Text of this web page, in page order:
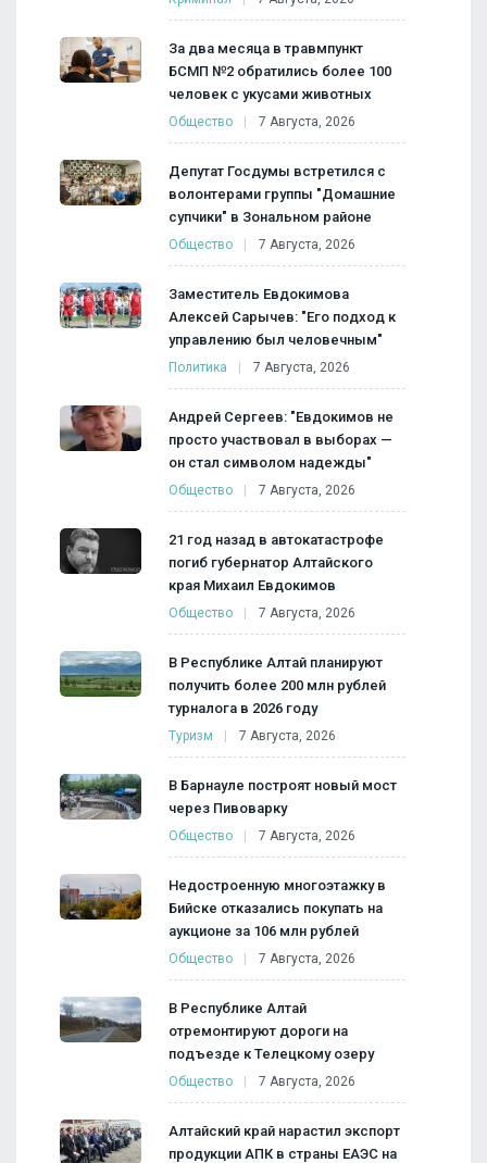
За два месяца в травмпункт
БСМП №2 обратились более 100
человек с укусами животных
Общество 7 Августа, 2026
Депутат Госдумы встретился с
волонтерами группы "Домашние
супчики" в Зональном районе
Общество 7 Августа, 2026
Заместитель Евдокимова
Алексей Сарычев: "Его подход к
управлению был человечным"
Политика 7 Августа, 2026
Андрей Сергеев: "Евдокимов не
просто участвовал в выборах —
он стал символом надежды"
Общество 7 Августа, 2026
21 год назад в автокатастрофе
погиб губернатор Алтайского
края Михаил Евдокимов
Общество 7 Августа, 2026
В Республике Алтай планируют
получить более 200 млн рублей
турналога в 2026 году
Туризм 7 Августа, 2026
В Барнауле построят новый мост
через Пивоварку
Общество 7 Августа, 2026
Недостроенную многоэтажку в
Бийске отказались покупать на
аукционе за 106 млн рублей
Общество 7 Августа, 2026
В Республике Алтай
отремонтируют дороги на
подъезде к Телецкому озеру
Общество 7 Августа, 2026
Алтайский край нарастил экспорт
продукции АПК в страны ЕАЭС на